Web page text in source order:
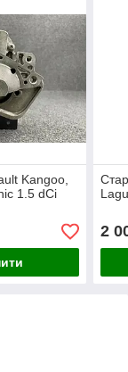
Kangoo,
1.5 dCi
2